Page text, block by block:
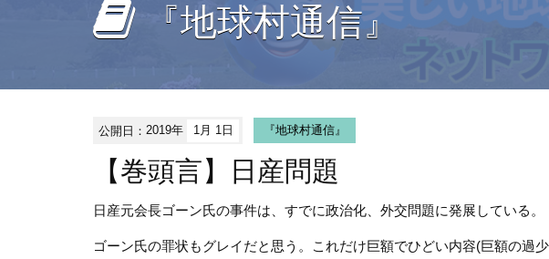
『地球村通信』
公開日：2019年 1月 1日 『地球村通信』
【巻頭言】日産問題
日産元会長ゴーン氏の事件は、すでに政治化、外交問題に発展している。
ゴーン氏の罪状もグレイだと思う。これだけ巨額でひどい内容(巨額の過